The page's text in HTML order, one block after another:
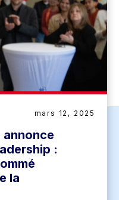
mars 12, 2025
annonce
:
la